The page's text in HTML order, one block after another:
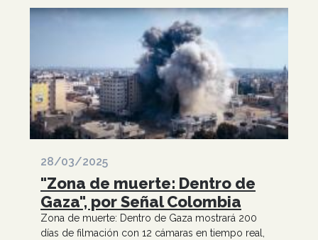
28/03/2025
"Zona de muerte: Dentro de
Gaza", por Señal Colombia
Zona de muerte: Dentro de Gaza mostrará 200
días de filmación con 12 cámaras en tiempo real,